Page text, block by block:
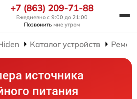
+7 (863) 209-71-88
Ежедневно с 9:00 до 21:00
Позвонить мне утром
Каталог устройств
источника
питания